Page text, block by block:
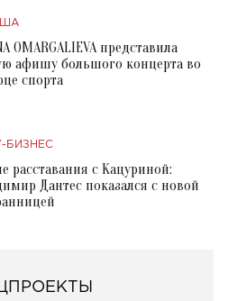
OMARGALIEVA представила
афишу большого концерта во
спорта
БИЗНЕС
расставания с Кацуриной:
Дантес показался с новой